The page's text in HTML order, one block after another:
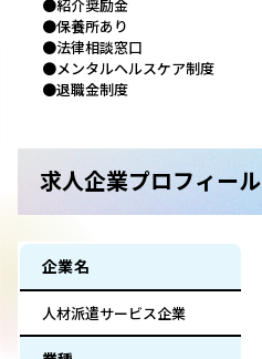
●紹介奨励金
●保養所あり
●法律相談窓口
●メンタルヘルスケア制度
●退職金制度
求人企業プロフィール
企業名
人材派遣サービス企業